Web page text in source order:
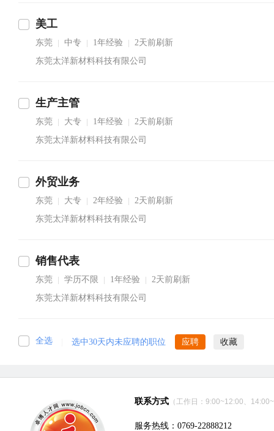
美工
东莞 中专 1年经验
2天前刷新
东莞太洋新材料科技有限公司
生产主管
东莞 大专 1年经验
2天前刷新
东莞太洋新材料科技有限公司
外贸业务
东莞 大专 2年经验
2天前刷新
东莞太洋新材料科技有限公司
销售代表
东莞 学历不限 1年经验
2天前刷新
东莞太洋新材料科技有限公司
全选 选中30天内未应聘的职位 应聘 收藏
联系方式 （工作日：9:00~12:00、
服务热线：0769-22888212